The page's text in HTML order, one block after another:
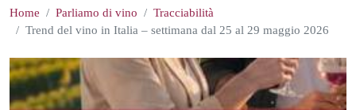
Home Parliamo di vino
Tracciabilità
Trend del vino in Italia – settimana dal 25 al 29 maggio 2026